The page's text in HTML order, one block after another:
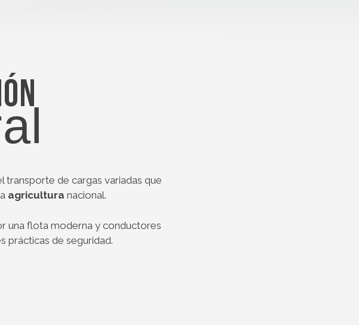
transporte de cargas variadas que
agricultura nacional.
una flota moderna y conductores
prácticas de seguridad.